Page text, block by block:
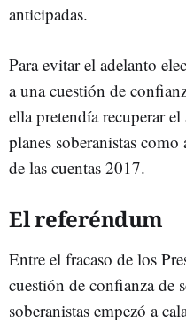
anticipadas.
Para evitar el adelanto
a una cuestión de
ella pretendía recuperar
planes soberanistas
de las cuentas 2017.
El referéndum
Entre el fracaso de los
cuestión de confianza de
soberanistas empezó a